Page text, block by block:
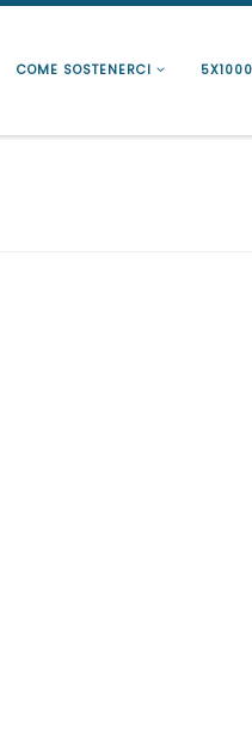
COME SOSTENERCI 5X1000